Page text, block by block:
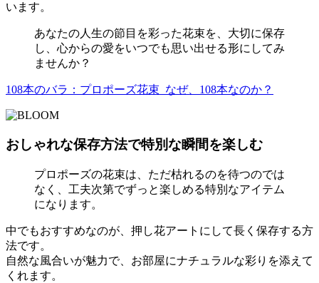
います。
あなたの人生の節目を彩った花束を、大切に保存
し、心からの愛をいつでも思い出せる形にしてみ
ませんか？
108本のバラ：プロポーズ花束_なぜ、108本なのか？
おしゃれな保存方法で特別な瞬間を楽しむ
プロポーズの花束は、ただ枯れるのを待つのでは
なく、工夫次第でずっと楽しめる特別なアイテム
になります。
中でもおすすめなのが、押し花アートにして長く保存する方
法です。
自然な風合いが魅力で、お部屋にナチュラルな彩りを添えて
くれます。